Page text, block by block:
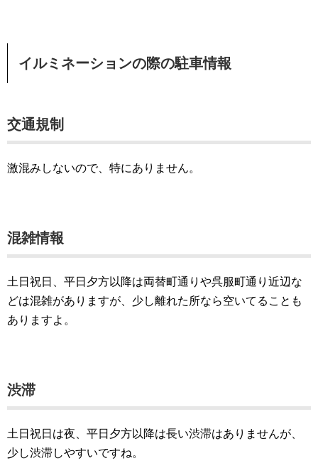
イルミネーションの際の駐車情報
交通規制
激混みしないので、特にありません。
混雑情報
土日祝日、平日夕方以降は両替町通りや呉服町通り近辺な
どは混雑がありますが、少し離れた所なら空いてることも
ありますよ。
渋滞
土日祝日は夜、平日夕方以降は長い渋滞はありませんが、
少し渋滞しやすいですね。